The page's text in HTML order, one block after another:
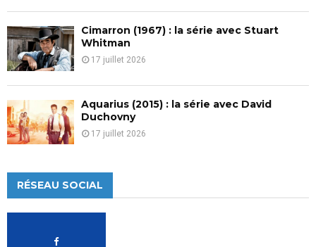
Cimarron (1967) : la série avec Stuart
Whitman
17 juillet 2026
Aquarius (2015) : la série avec David
Duchovny
17 juillet 2026
RÉSEAU SOCIAL